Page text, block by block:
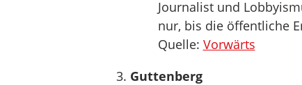
Journalist und
nur, bis die öffentliche
Quelle: Vorwärts
Guttenberg